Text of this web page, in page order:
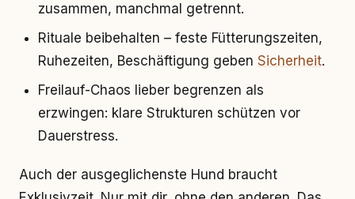
zusammen, manchmal getrennt.
Rituale beibehalten – feste Fütterungszeiten,
Ruhezeiten, Beschäftigung geben Sicherheit.
Freilauf-Chaos lieber begrenzen als
erzwingen: klare Strukturen schützen vor
Dauerstress.
Auch der ausgeglichenste Hund braucht